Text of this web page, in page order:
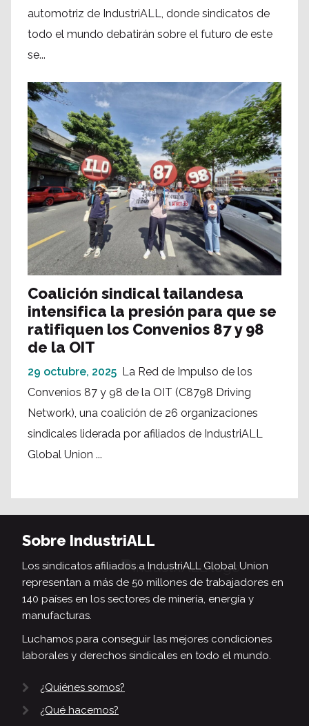
automotriz de IndustriALL, donde sindicatos de
todo el mundo debatirán sobre el futuro de este
se...
Coalición sindical tailandesa
intensifica la presión para que se
ratifiquen los Convenios 87 y 98
de la OIT
29 octubre, 2025 La Red de Impulso de los
Convenios 87 y 98 de la OIT (C8798 Driving
Network), una coalición de 26 organizaciones
sindicales liderada por afiliados de IndustriALL
Global Union ...
Sobre IndustriALL
Los sindicatos afiliados a IndustriALL Global Union
representan a más de 50 millones de trabajadores en
140 países en los sectores de minería, energía y
manufacturas.
Luchamos para conseguir las mejores condiciones
laborales y derechos sindicales en todo el mundo.
¿Quiénes somos?
¿Qué hacemos?